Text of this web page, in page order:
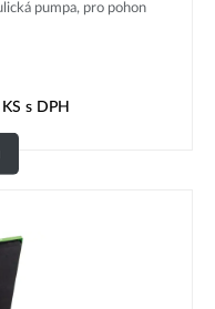
pumpa, pro pohon
s DPH